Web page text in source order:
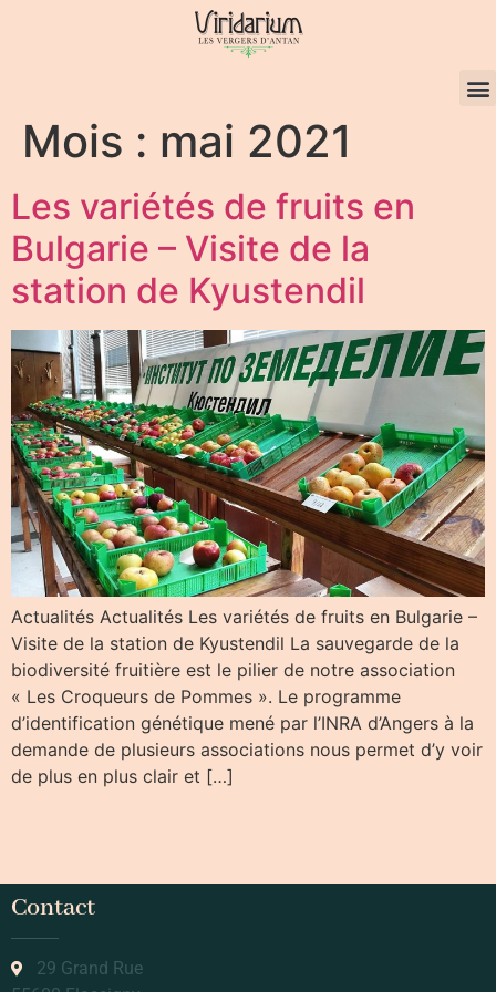
Mois : mai 2021
Les variétés de fruits en
Bulgarie – Visite de la
station de Kyustendil
Actualités Actualités Les variétés de fruits en Bulgarie –
Visite de la station de Kyustendil La sauvegarde de la
biodiversité fruitière est le pilier de notre association
« Les Croqueurs de Pommes ». Le programme
d’identification génétique mené par l’INRA d’Angers à la
demande de plusieurs associations nous permet d’y voir
de plus en plus clair et […]
Contact
29 Grand Rue